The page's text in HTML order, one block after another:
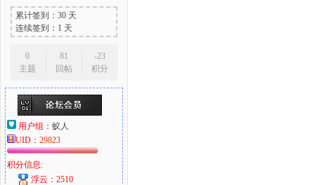
累计签到：30 天
连续签到：1 天
0
主题
81
回帖
-23
积分
用户组： 蚁人
UID： 29823
积分信息:
浮云：2510